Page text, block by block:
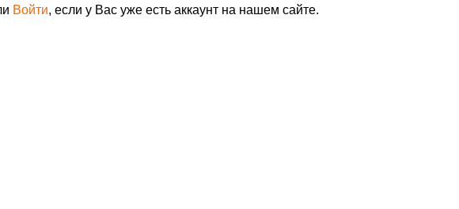
Войти, если у Вас уже есть аккаунт на нашем сайте.